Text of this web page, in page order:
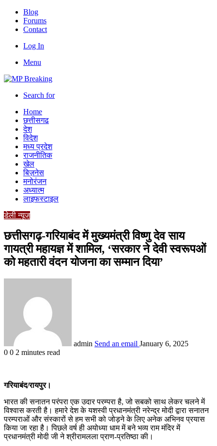
Blog
Forums
Contact
Log In
Menu
Search for
Home
छत्तीसगढ
देश
विदेश
मध्य प्रदेश
राजनीतिक
खेल
बिज़नेस
मनोरंजन
अध्यात्म
लाइफस्टाइल
डेली न्यूज़
छत्तीसगढ़-गरियाबंद में मुख्यमंत्री विष्णु देव साय
गायत्री महायज्ञ में शामिल, ‘सरकार ने देवी स्वरूपओं
को महतारी वंदन योजना का सम्मान दिया’
admin Send an email January 6, 2025
0 0 2 minutes read
गरियाबंद/रायपुर।
भारत की सनातन परंपरा एक उदार परम्परा है, जो सबको साथ लेकर चलने में
विश्वास करती है। हमारे देश के यशस्वी प्रधानमंत्री नरेन्द्र मोदी द्वारा सनातन
परम्पराओं और संस्कारों से हम सभी को जोड़ने के लिए अनेक अभिनव प्रयास
किया जा रहा है। पिछले वर्ष ही अयोध्या धाम में बने भव्य राम मंदिर में
प्रधानमंत्री मोदी जी ने श्रीरामलला प्राण-प्रतिष्ठा की।